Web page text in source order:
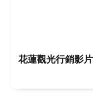
花蓮觀光行銷影